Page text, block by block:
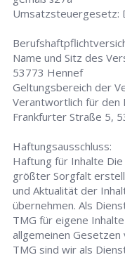
Umsatzsteuergesetz:
Name und Sitz des
53773 Hennef
Geltungsbereich der
Verantwortlich für den
Frankfurter Straße 5,
Haftungsausschluss:
Haftung für Inhalte
größter Sorgfalt
und Aktualität der
übernehmen. Als
TMG für eigene
allgemeinen Gesetzen
TMG sind wir als